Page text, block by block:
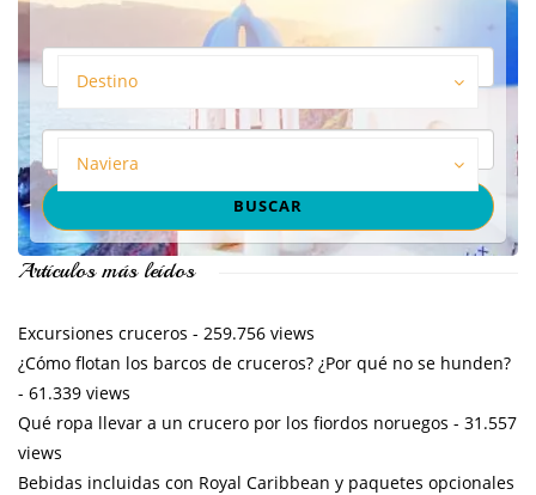
Destino
Naviera
Artículos más leídos
Excursiones cruceros - 259.756 views
¿Cómo flotan los barcos de cruceros? ¿Por qué no se hunden?
- 61.339 views
Qué ropa llevar a un crucero por los fiordos noruegos - 31.557
views
Bebidas incluidas con Royal Caribbean y paquetes opcionales